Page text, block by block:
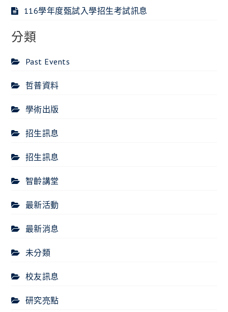
116學年度甄試入學招生考試訊息
分類
Past Events
哲普資料
學術出版
招生訊息
招生訊息
智齡講堂
最新活動
最新消息
未分類
校友訊息
研究亮點